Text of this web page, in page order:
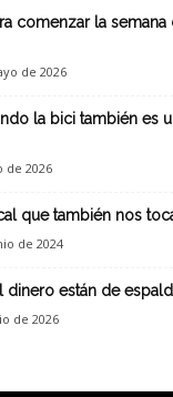
comenzar la semana
de 2026
la bici también es
de 2026
que también nos
de 2024
están de
de 2026